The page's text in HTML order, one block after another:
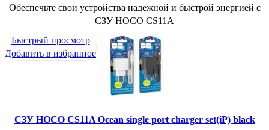
Обеспечьте свои устройства надежной и быстрой энергией с
СЗУ HOCO CS11A
Быстрый просмотр
Добавить в избранное
СЗУ HOCO CS11A Ocean single port charger set(iP) black